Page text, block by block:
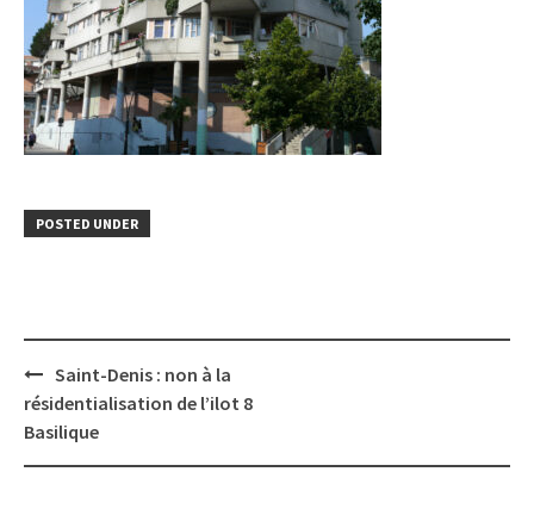
POSTED UNDER
Post
navigation
Saint-Denis : non à la
résidentialisation de l’ilot 8
Basilique